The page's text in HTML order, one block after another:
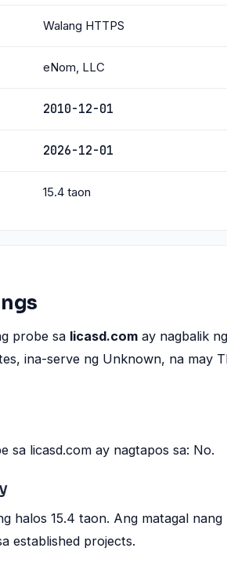
Walang HTTPS
eNom, LLC
2010-12-01
2026-12-01
15.4 taon
probe sa licasd.com ay nagbalik
ina-serve ng Unknown, na may
sa licasd.com ay nagtapos sa: No.
halos 15.4 taon. Ang matagal
established projects.